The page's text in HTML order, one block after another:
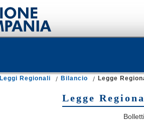
Leggi Regionali Bilancio Legge
Legge